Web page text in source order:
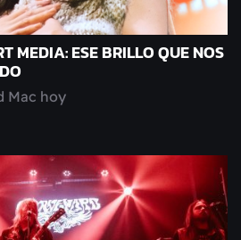
MEDIA: ESE BRILLO QUE NOS
Mac hoy